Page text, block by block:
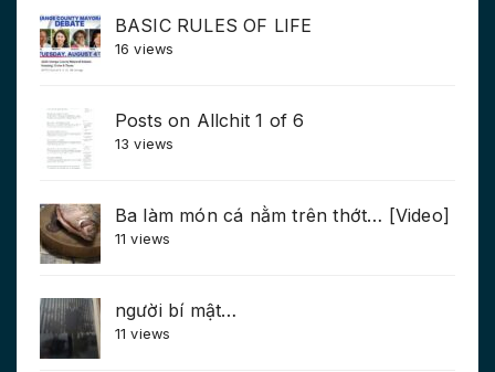
BASIC RULES OF LIFE
16 views
Posts on Allchit 1 of 6
13 views
Ba làm món cá nằm trên thớt… [Video]
11 views
người bí mật…
11 views